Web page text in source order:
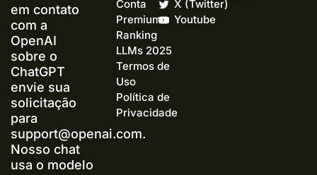
em contato
com a
OpenAI
sobre o
ChatGPT
envie sua
solicitação
para
support@openai.com.
Nosso chat
usa o modelo
Conta
Premium+
Ranking
LLMs 2025
Termos de
Uso
Política de
Privacidade
X (Twitter)
Youtube